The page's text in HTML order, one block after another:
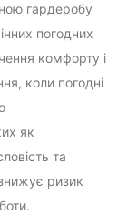
гардеробу
погодних
комфорту і
коли погодні
як
та
ризик